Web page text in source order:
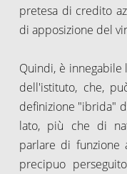
pretesa di credito
di apposizione del
Quindi, è
dell'istituto, che,
definizione "ibrida"
lato, più che di
parlare di funzione
precipuo